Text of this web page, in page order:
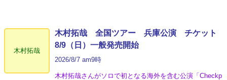
木村拓哉
木村拓哉 全国ツアー 兵庫公演 チケット
8/9（日）一般発売開始
2026/8/7 am9時
木村拓哉さんがソロで初となる海外を含む公演「Checkp